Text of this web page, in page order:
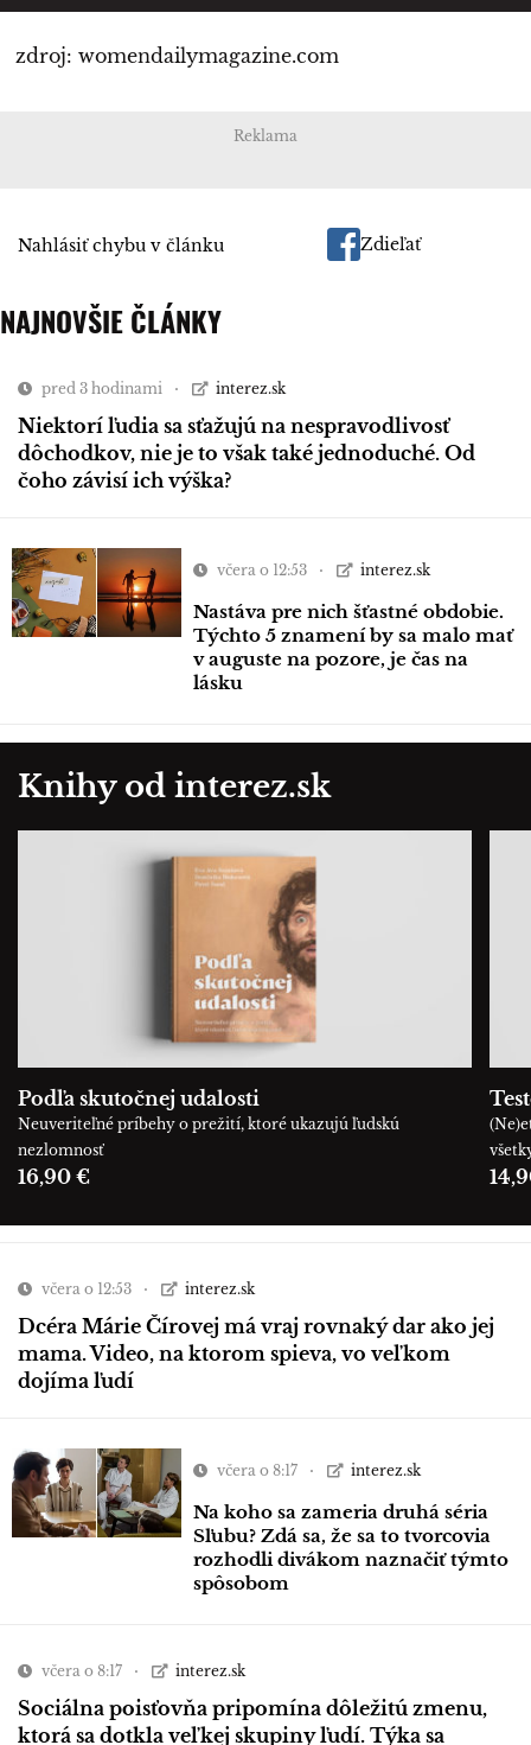
zdroj: womendailymagazine.com
Reklama
Nahlásiť chybu v článku Zdieľať
NAJNOVŠIE ČLÁNKY
pred 3 hodinami interez.sk
Niektorí ľudia sa sťažujú na nespravodlivosť
dôchodkov, nie je to však také jednoduché. Od
čoho závisí ich výška?
včera o 12:53 interez.sk
Nastáva pre nich šťastné obdobie.
Týchto 5 znamení by sa malo mať
v auguste na pozore, je čas na
lásku
Knihy od interez.sk
Podľa skutočnej udalosti
Neuveriteľné príbehy o prežití, ktoré ukazujú ľudskú
nezlomnosť
16,90 €
včera o 12:53 interez.sk
Dcéra Márie Čírovej má vraj rovnaký dar ako jej
mama. Video, na ktorom spieva, vo veľkom
dojíma ľudí
včera o 8:17 interez.sk
Na koho sa zameria druhá séria
Sľubu? Zdá sa, že sa to tvorcovia
rozhodli divákom naznačiť týmto
spôsobom
včera o 8:17 interez.sk
Sociálna poisťovňa pripomína dôležitú zmenu,
ktorá sa dotkla veľkej skupiny ľudí. Týka sa